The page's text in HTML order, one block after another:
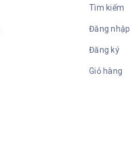
Tìm kiếm
Đăng nhập
Đăng ký
Giỏ hàng